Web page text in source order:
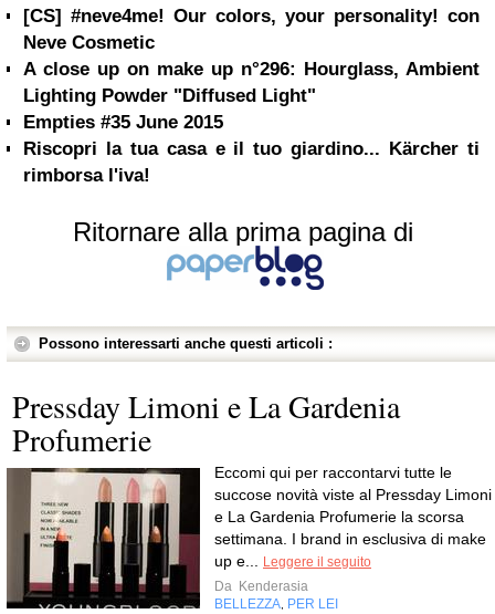
[CS] #neve4me! Our colors, your personality! con
Neve Cosmetic
A close up on make up n°296: Hourglass, Ambient
Lighting Powder "Diffused Light"
Empties #35 June 2015
Riscopri la tua casa e il tuo giardino... Kärcher ti
rimborsa l'iva!
Ritornare alla prima pagina di
Possono interessarti anche questi articoli :
Pressday Limoni e La Gardenia
Profumerie
Eccomi qui per raccontarvi tutte le
succose novità viste al Pressday Limoni
e La Gardenia Profumerie la scorsa
settimana. I brand in esclusiva di make
up e...
Leggere il seguito
Da Kenderasia
BELLEZZA PER LEI